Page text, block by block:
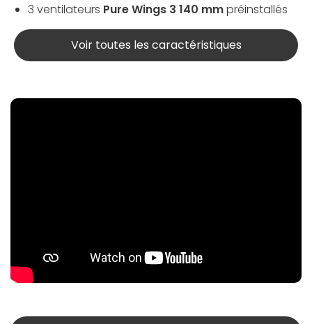
3 ventilateurs Pure Wings 3 140 mmpréinstallés
Voir toutes les caractéristiques